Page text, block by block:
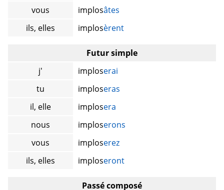
vous
implosâtes
ils, elles
implosèrent
Futur simple
j'
imploserai
tu
imploseras
il, elle
implosera
nous
imploserons
vous
imploserez
ils, elles
imploseront
Passé composé